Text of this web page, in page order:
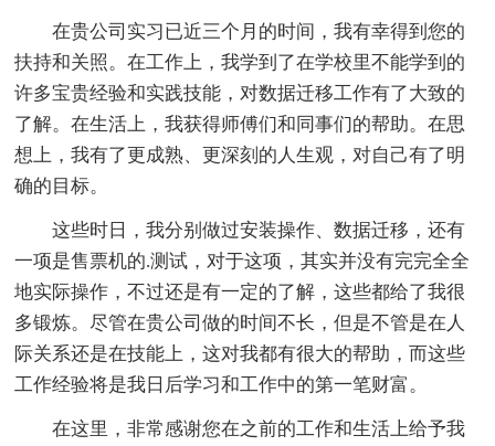
在贵公司实习已近三个月的时间，我有幸得到您的
扶持和关照。在工作上，我学到了在学校里不能学到的
许多宝贵经验和实践技能，对数据迁移工作有了大致的
了解。在生活上，我获得师傅们和同事们的帮助。在思
想上，我有了更成熟、更深刻的人生观，对自己有了明
确的目标。
这些时日，我分别做过安装操作、数据迁移，还有
一项是售票机的.测试，对于这项，其实并没有完完全全
地实际操作，不过还是有一定的了解，这些都给了我很
多锻炼。尽管在贵公司做的时间不长，但是不管是在人
际关系还是在技能上，这对我都有很大的帮助，而这些
工作经验将是我日后学习和工作中的第一笔财富。
在这里，非常感谢您在之前的工作和生活上给予我